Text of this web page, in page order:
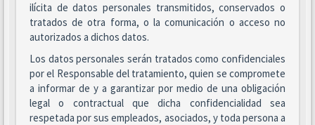
ilícita de datos personales transmitidos, conservados o
tratados de otra forma, o la comunicación o acceso no
autorizados a dichos datos.
Los datos personales serán tratados como confidenciales
por el Responsable del tratamiento, quien se compromete
a informar de y a garantizar por medio de una obligación
legal o contractual que dicha confidencialidad sea
respetada por sus empleados, asociados, y toda persona a